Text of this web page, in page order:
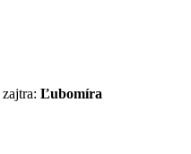
zajtra: Ľubomíra